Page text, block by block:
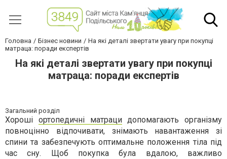
Головна Бізнес новини
На які деталі звертати увагу при покупці
матраца: поради експертів
На які деталі звертати увагу при покупці
матраца: поради експертів
Загальний розділ
Хороші ортопедичні матрацидопомагають організму
повноцінно відпочивати, знімають навантаження зі
спини та забезпечують оптимальне положення тіла під
час сну. Щоб покупка була вдалою, важливо